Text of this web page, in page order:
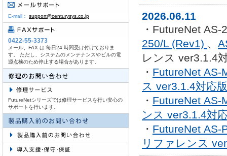
2026.06.11
・FutureNet
250/L (Rev1) 、
レンス ver3.1.4
・ FutureNet AS-
ス ver3.1.4対応版
・ FutureNet AS-
ンス ver3.1.4対
・ FutureNet AS-
リファレンス
E-mail： support@centurysys.co.jp
0422-55-3373
メール、FAX は 毎日24 時間受け付けておりま
す。 ただし、システムのメンテナンスやビルの電
源点検のため停止する場合があります。
FutureNetシリーズでは修理サービスを行い安心の
サポートを行います。